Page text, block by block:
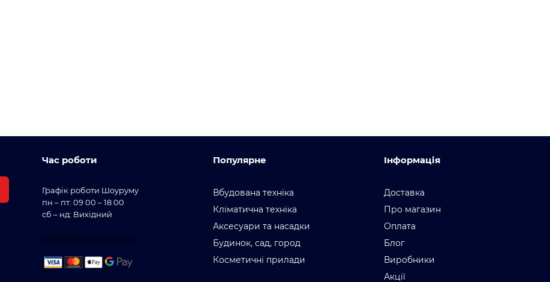
Час роботи
Графік роботи Шоуруму
пн – пт: 09 00 – 18 00
сб – нд: Вихідний
office@bt-coffee.com.ua
Популярне
Вбудована техніка
Кліматична техніка
Аксесуари та насадки
Будинок, сад, город
Косметичні прилади
Інформація
Доставка
Про магазин
Оплата
Блог
Виробники
Акції